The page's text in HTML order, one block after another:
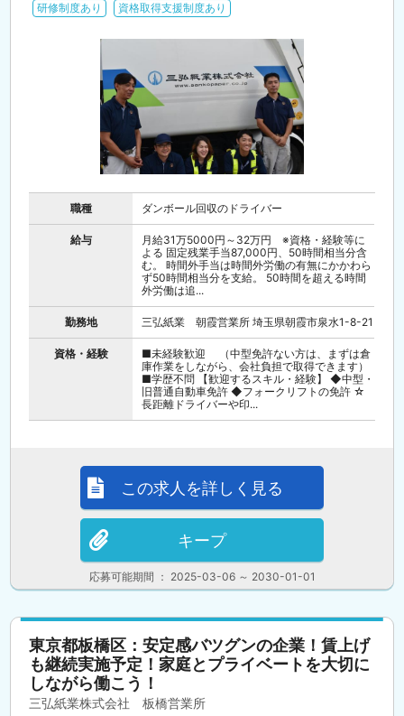
研修制度あり
資格取得支援制度あり
職種 ダンボール回収のドライバー
給与
月給31万5000円～32万円 ※資格・経験等に
よる 固定残業手当87,000円、50時間相当分含
む。 時間外手当は時間外労働の有無にかかわら
ず50時間相当分を支給。 50時間を超える時間
外労働は追...
勤務地 三弘紙業 朝霞営業所 埼玉県朝霞市泉水1-8-21
資格・経験
■未経験歓迎 （中型免許ない方は、まずは倉
庫作業をしながら、会社負担で取得できます）
■学歴不問 【歓迎するスキル・経験】 ◆中型・
旧普通自動車免許 ◆フォークリフトの免許 ☆
長距離ドライバーや印...
応募可能期間 ： 2025-03-06 ～ 2030-01-01
この求人を詳しく見る
キープ
東京都板橋区：安定感バツグンの企業！賃上げ
も継続実施予定！家庭とプライベートを大切に
しながら働こう！
三弘紙業株式会社 板橋営業所